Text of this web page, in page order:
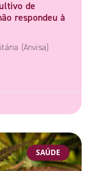
de
respondeu à
(Anvisa)
SAÚDE